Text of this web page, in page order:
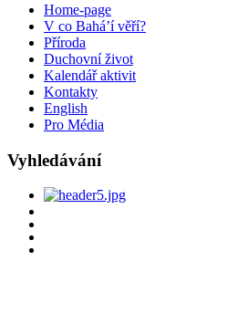
Home-page
V co Bahá’í věří?
Příroda
Duchovní život
Kalendář aktivit
Kontakty
English
Pro Média
Vyhledávání